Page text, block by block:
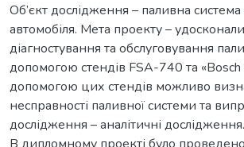
Об’єкт дослідження – паливна система
автомобіля. Мета проекту –
діагностування та обслуговування
допомогою стендів FSA-740 та «Bosch
допомогою цих стендів можливо
несправності паливної системи та
дослідження – аналітичні дослідження.